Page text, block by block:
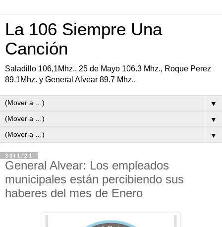
La 106 Siempre Una
Canción
Saladillo 106,1Mhz., 25 de Mayo 106.3 Mhz., Roque Perez
89.1Mhz. y General Alvear 89.7 Mhz..
▼
▼
▼
30/1/21
General Alvear: Los empleados
municipales están percibiendo sus
haberes del mes de Enero